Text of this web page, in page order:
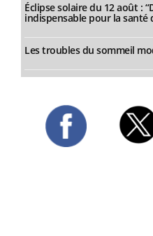
Éclipse solaire du 12 août :
indispensable pour la santé
Les troubles du sommeil